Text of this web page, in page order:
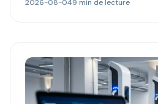
versions 1.6 et 2.0.1, et comment
2026-08-049 min de lecture